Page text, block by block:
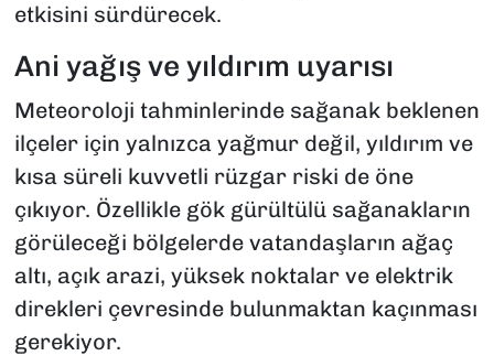
etkisini sürdürecek.
Ani yağış ve yıldırım uyarısı
Meteoroloji tahminlerinde sağanak beklenen
ilçeler için yalnızca yağmur değil, yıldırım ve
kısa süreli kuvvetli rüzgar riski de öne
çıkıyor. Özellikle gök gürültülü sağanakların
görüleceği bölgelerde vatandaşların ağaç
altı, açık arazi, yüksek noktalar ve elektrik
direkleri çevresinde bulunmaktan kaçınması
gerekiyor.